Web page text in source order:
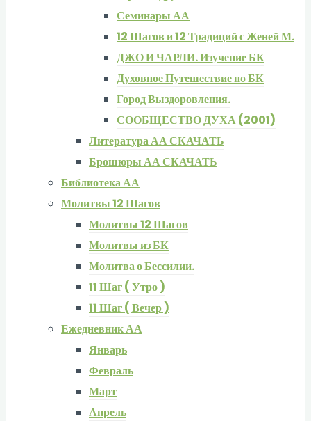
Семинары АА
12 Шагов и 12 Традиций с Женей М.
ДЖО И ЧАРЛИ. Изучение БК
Духовное Путешествие по БК
Город Выздоровления.
СООБЩЕСТВО ДУХА (2001)
Литература АА СКАЧАТЬ
Брошюры АА СКАЧАТЬ
Библиотека АА
Молитвы 12 Шагов
Молитвы 12 Шагов
Молитвы из БК
Молитва о Бессилии.
11 Шаг ( Утро )
11 Шаг ( Вечер )
Ежедневник АА
Январь
Февраль
Март
Апрель